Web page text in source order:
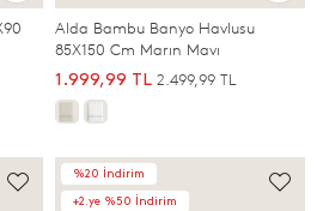
Alda Bambu Banyo Havlusu
85X150 Cm Marın Mavı
1.999,99 TL 2.499,99 TL
%20 İndirim
+2.ye %50 İndirim